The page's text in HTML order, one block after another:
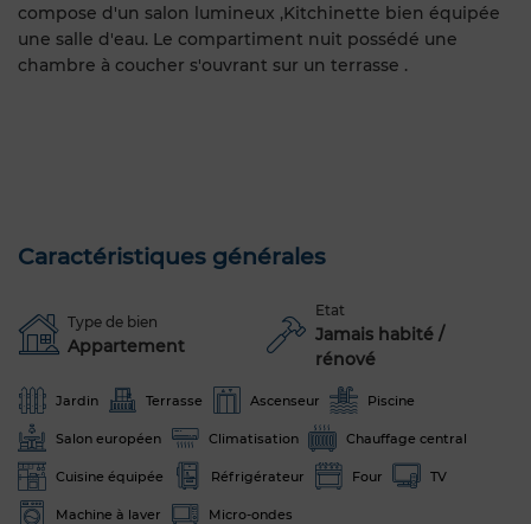
compose d'un salon lumineux ,Kitchinette bien équipée
une salle d'eau. Le compartiment nuit possédé une
chambre à coucher s'ouvrant sur un terrasse .
Caractéristiques générales
Type de bien
Appartement
Etat
Jamais habité /
rénové
Jardin Terrasse Ascenseur Piscine
Salon européen Climatisation Chauffage central
Cuisine équipée Réfrigérateur Four TV
Machine à laver Micro-ondes